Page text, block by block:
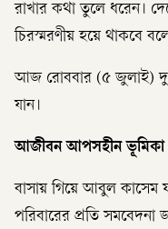
রাখার কথা তুলে ধরেন।
চিরস্মরণীয় হয়ে থাকবে
আজ রোববার (৫ জুলাই)
যান।
আজীবন আপসহীন ভূমিকা
বাসায় গিয়ে আবুল
পরিবারের প্রতি সমবেদনা